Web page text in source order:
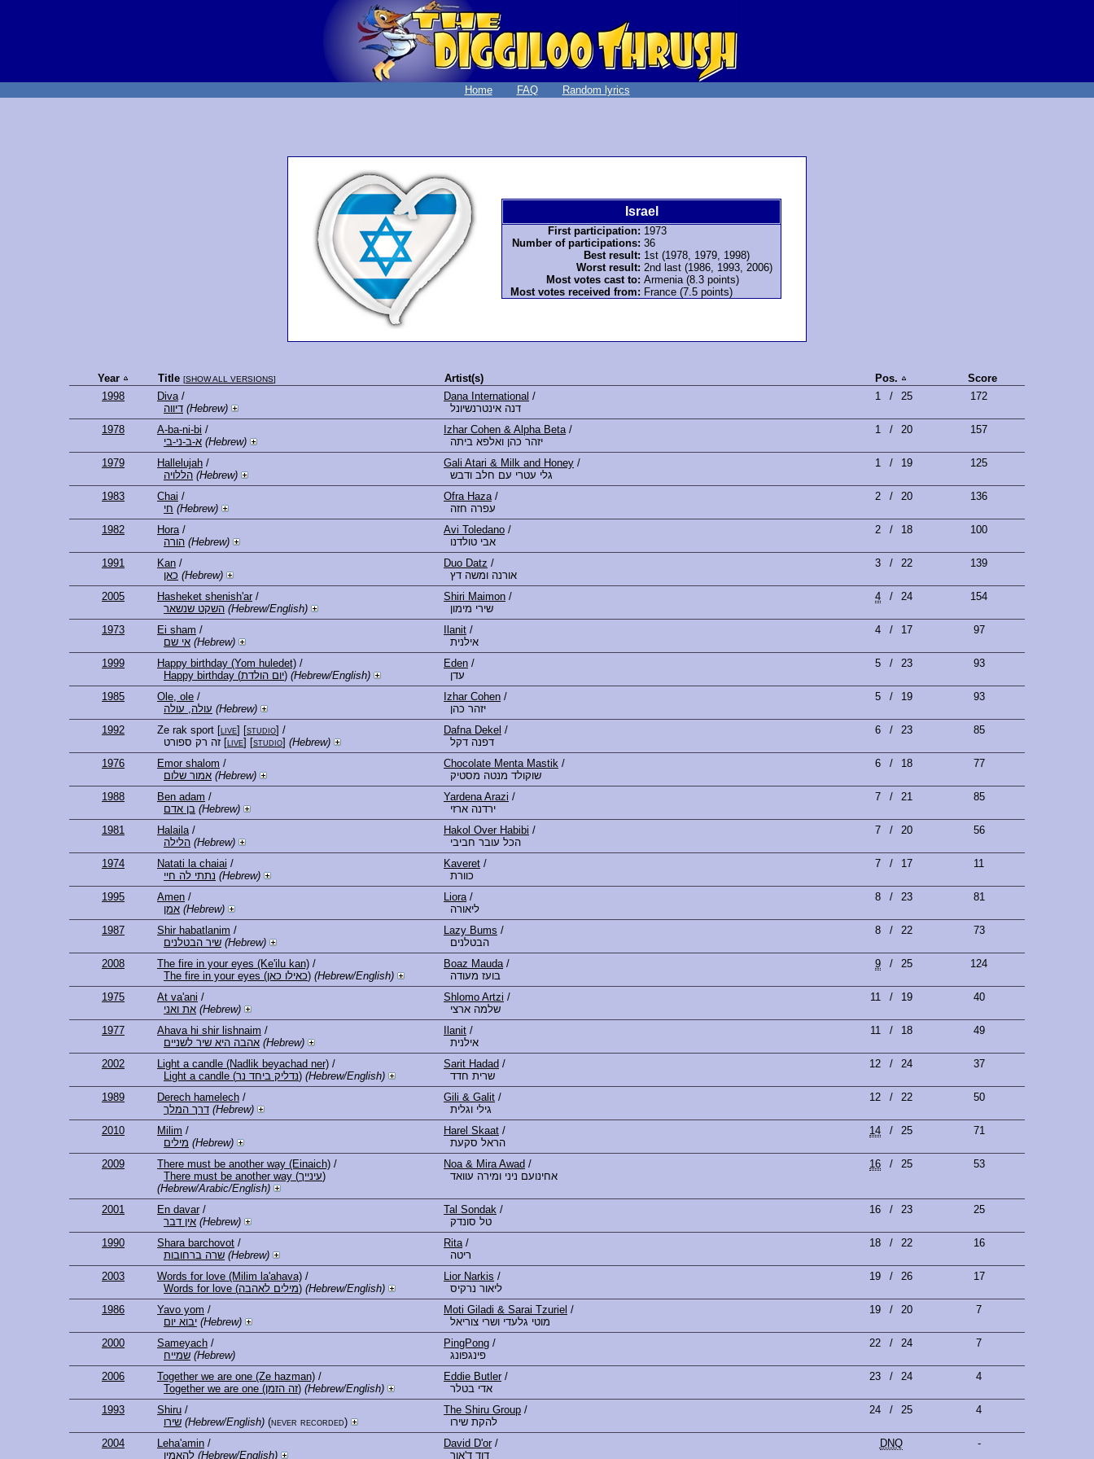
Home FAQ Random lyrics
Israel
First participation: 1973
Number of participations: 36
Best result: 1st (1978, 1979, 1998)
Worst result: 2nd last (1986, 1993, 2006)
Most votes cast to: Armenia (8.3 points)
Most votes received from: France (7.5 points)
Year Title [SHOW ALL VERSIONS] Artist(s) Pos.
Score
1998
Diva /
דיווה (Hebrew)
Dana International /
דנה אינטרנשיונל
1 / 25 172
1978 A-ba-ni-bi /
א-ב-ני-בי (Hebrew)
Izhar Cohen & Alpha Beta /
יזהר כהן ואלפא ביתה
1 / 20 157
1979 Hallelujah /
הללויה (Hebrew)
Gali Atari & Milk and Honey /
גלי עטרי עם חלב ודבש
1 / 19 125
1983 Chai /
חי (Hebrew)
Ofra Haza /
עפרה חזה
2 / 20 136
1982 Hora /
הורה (Hebrew)
Avi Toledano /
אבי טולדנו
2 / 18 100
1991 Kan /
כאן (Hebrew)
Duo Datz /
אורנה ומשה דץ
3 / 22 139
2005 Hasheket shenish'ar/
השקט שנשאר (Hebrew/English)
Shiri Maimon /
שירי מימון
4 / 24 154
1973 Ei sham /
אי שם (Hebrew)
Ilanit /
אילנית
4 / 17 97
1999 Happy birthday (Yom huledet) /
Happy birthday (יום הולדת) (Hebrew/English)
Eden /
עדן
5 / 23 93
1985 Ole, ole /
עולה, עולה (Hebrew)
Izhar Cohen /
יזהר כהן
5 / 19 93
1992 Ze rak sport [live] [studio] /
זה רק ספורט [live] [studio] (Hebrew)
Dafna Dekel /
דפנה דקל
6 / 23 85
1976 Emor shalom /
אמור שלום (Hebrew)
Chocolate Menta Mastik /
שוקולד מנטה מסטיק
6 / 18 77
1988 Ben adam /
בן אדם (Hebrew)
Yardena Arazi /
ירדנה ארזי
7 / 21 85
1981 Halaila /
הלילה (Hebrew)
Hakol Over Habibi /
הכל עובר חביבי
7 / 20 56
1974 Natati la chaiai /
נתתי לה חיי (Hebrew)
Kaveret /
כוורת
7 / 17 11
1995 Amen /
אמן (Hebrew)
Liora /
ליאורה
8 / 23 81
1987 Shir habatlanim /
שיר הבטלנים (Hebrew)
Lazy Bums /
הבטלנים
8 / 22 73
2008 The fire in your eyes (Ke'ilu kan) /
The fire in your eyes (כאילו כאן) (Hebrew/English)
Boaz Mauda /
בועז מעודה
9 / 25 124
1975 At va'ani /
את ואני (Hebrew)
Shlomo Artzi /
שלמה ארצי
11 / 19 40
1977 Ahava hi shir lishnaim /
אהבה היא שיר לשניים (Hebrew)
Ilanit /
אילנית
11 / 18 49
2002 Light a candle (Nadlik beyachad ner) /
Light a candle (נדליק ביחד נר) (Hebrew/English)
Sarit Hadad /
שרית חדד
12 / 24 37
1989 Derech hamelech /
דרך המלך (Hebrew)
Gili & Galit /
גילי וגלית
12 / 22 50
2010 Milim /
מילים (Hebrew)
Harel Skaat /
הראל סקעת
14 / 25 71
2009 There must be another way (Einaich) /
There must be another way (עינייך)
(Hebrew/Arabic/English)
Noa & Mira Awad /
אחינועם ניני ומירה עוואד
16 / 25 53
2001 En davar/
אין דבר (Hebrew)
Tal Sondak /
טל סונדק
16 / 23 25
1990 Shara barchovot /
שרה ברחובות (Hebrew)
Rita /
ריטה
18 / 22 16
2003 Words for love (Milim la'ahava) /
Words for love (מילים לאהבה) (Hebrew/English)
Lior Narkis /
ליאור נרקיס
19 / 26 17
1986 Yavo yom /
יבוא יום (Hebrew)
Moti Giladi & Sarai Tzuriel /
מוטי גלעדי ושרי צוריאל
19 / 20 7
2000 Sameyach /
שמייח (Hebrew)
PingPong /
פינגפונג
22 / 24 7
2006 Together we are one (Ze hazman) /
Together we are one (זה הזמן) (Hebrew/English)
Eddie Butler/
אדי בטלר
23 / 24 4
1993 Shiru /
שירו (Hebrew/English) (never recorded)
The Shiru Group /
להקת שירו
24 / 25 4
2004 Leha'amin /
להאמין (Hebrew/English)
David D'or/
דוד ד'אור
DNQ -